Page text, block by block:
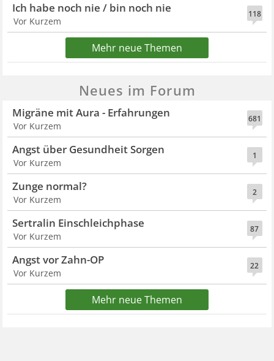
118
Ich habe noch nie / bin noch nie
Vor Kurzem
Mehr neue Themen
Neues im Forum
681
Migräne mit Aura - Erfahrungen
Vor Kurzem
1
Angst über Gesundheit Sorgen
Vor Kurzem
2
Zunge normal?
Vor Kurzem
87
Sertralin Einschleichphase
Vor Kurzem
22
Angst vor Zahn-OP
Vor Kurzem
Mehr neue Themen